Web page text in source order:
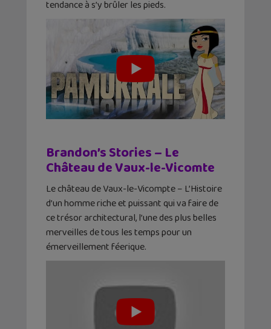
tendance à s’y brûler les pieds.
Brandon’s Stories – Le
Château de Vaux-le-Vicomte
Le château de Vaux-le-Vicompte – L’Histoire
d’un homme riche et puissant qui va faire de
ce trésor architectural, l’une des plus belles
merveilles de tous les temps pour un
émerveillement féerique.